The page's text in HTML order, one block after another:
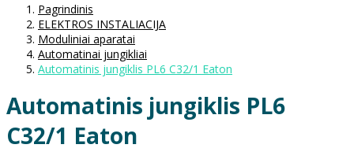
Pagrindinis
ELEKTROS INSTALIACIJA
Moduliniai aparatai
Automatinai jungikliai
Automatinis jungiklis PL6 C32/1 Eaton
Automatinis jungiklis PL6
C32/1 Eaton